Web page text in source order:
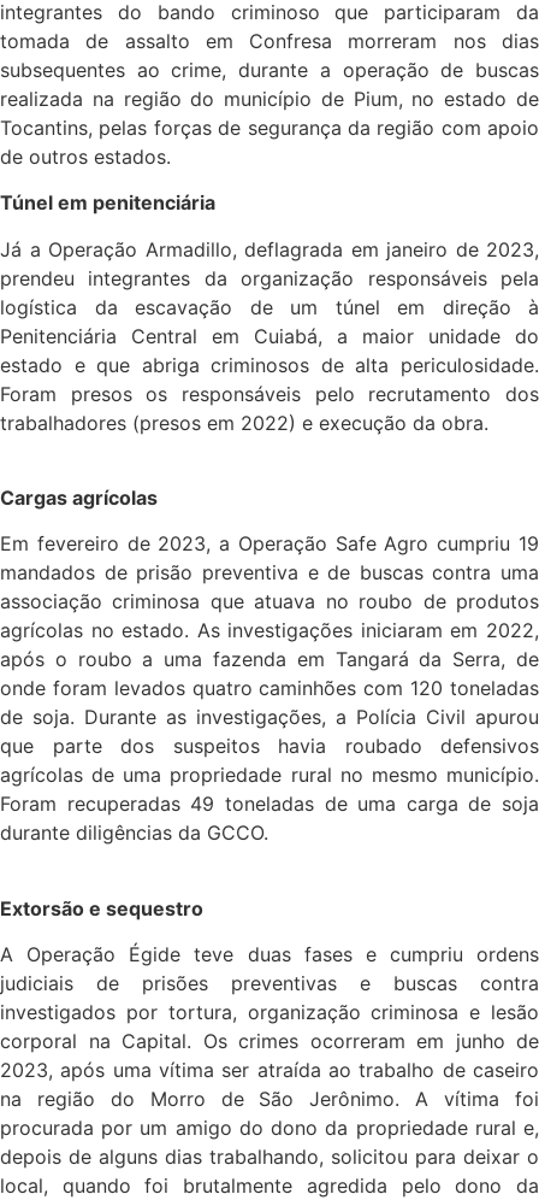
integrantes do bando criminoso que participaram da
tomada de assalto em Confresa morreram nos dias
subsequentes ao crime, durante a operação de buscas
realizada na região do município de Pium, no estado de
Tocantins, pelas forças de segurança da região com apoio
de outros estados.
Túnel em penitenciária
Já a Operação Armadillo, deflagrada em janeiro de 2023,
prendeu integrantes da organização responsáveis pela
logística da escavação de um túnel em direção à
Penitenciária Central em Cuiabá, a maior unidade do
estado e que abriga criminosos de alta periculosidade.
Foram presos os responsáveis pelo recrutamento dos
trabalhadores (presos em 2022) e execução da obra.
Cargas agrícolas
Em fevereiro de 2023, a Operação Safe Agro cumpriu 19
mandados de prisão preventiva e de buscas contra uma
associação criminosa que atuava no roubo de produtos
agrícolas no estado. As investigações iniciaram em 2022,
após o roubo a uma fazenda em Tangará da Serra, de
onde foram levados quatro caminhões com 120 toneladas
de soja. Durante as investigações, a Polícia Civil apurou
que parte dos suspeitos havia roubado defensivos
agrícolas de uma propriedade rural no mesmo município.
Foram recuperadas 49 toneladas de uma carga de soja
durante diligências da GCCO.
Extorsão e sequestro
A Operação Égide teve duas fases e cumpriu ordens
judiciais de prisões preventivas e buscas contra
investigados por tortura, organização criminosa e lesão
corporal na Capital. Os crimes ocorreram em junho de
2023, após uma vítima ser atraída ao trabalho de caseiro
na região do Morro de São Jerônimo. A vítima foi
procurada por um amigo do dono da propriedade rural e,
depois de alguns dias trabalhando, solicitou para deixar o
local, quando foi brutalmente agredida pelo dono da